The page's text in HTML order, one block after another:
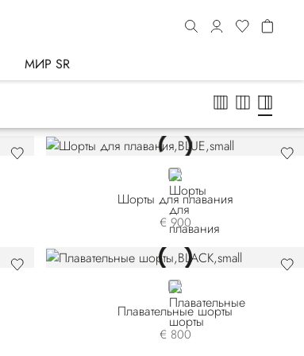
МИР SR
BLUE
Шорты для плавания
€ 900
BLACK
Плавательные шорты
€ 800